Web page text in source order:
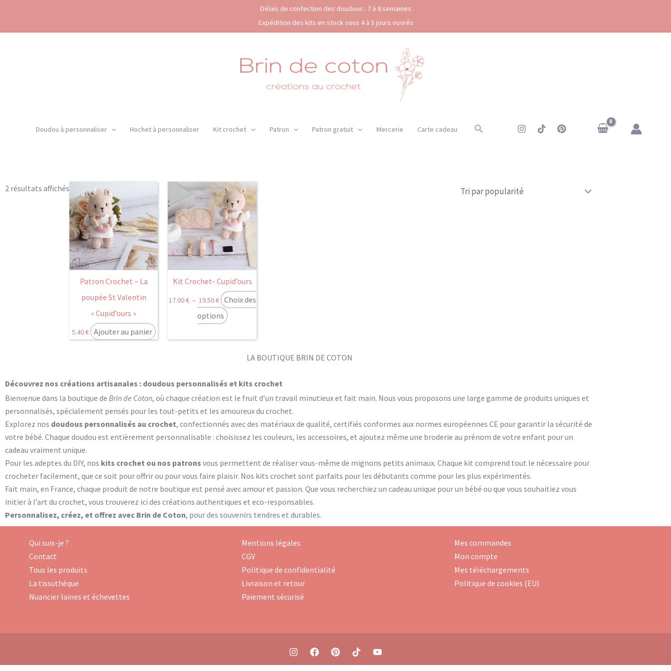
contenu
Délais de confection des doudous : 7 à 8 semaines
Expédition des kits en stock sous 4 à 5 jours ouvrés
Doudou à personnaliser Hochet à personnaliser Kit crochet Patron Patron gratuit Mercerie Carte cadeau Rechercher
2 résultats affichés
par
popularité
Patron Crochet – La
poupée St Valentin
« Cupid’ours »
5.40€ Ajouter au panier
Kit Crochet- Cupid’ours
17.00€ – 19.50€
Plage
de
prix :
17.00 €
à
19.50 €
Choix des
options
Ce
produit
a
plusieurs
variations.
Les
options
peuvent
être
choisies
sur
page
LA BOUTIQUE BRIN DE COTON
Découvrez nos créations artisanales : doudous personnalisés et kits crochet
Bienvenue dans la boutique de Brin de Coton, où chaque création est le fruit d’un travail minutieux et fait main. Nous vous proposons une large gamme de produits uniques et
personnalisés, spécialement pensés pour les tout-petits et les amoureux du crochet.
Explorez nos doudous personnalisés au crochet, confectionnés avec des matériaux de qualité, certifiés conformes aux normes européennes CE pour garantir la sécurité de
votre bébé. Chaque doudou est entièrement personnalisable : choisissez les couleurs, les accessoires, et ajoutez même une broderie au prénom de votre enfant pour un
cadeau vraiment unique.
Pour les adeptes du DIY, nos kits crochet ou nos patrons vous permettent de réaliser vous-même de mignons petits animaux. Chaque kit comprend tout le nécessaire pour
crocheter facilement, que ce soit pour offrir ou pour vous faire plaisir. Nos kits crochet sont parfaits pour les débutants comme pour les plus expérimentés.
Fait main, en France, chaque produit de notre boutique est pensé avec amour et passion. Que vous recherchiez un cadeau unique pour un bébé ou que vous souhaitiez vous
initier à l’art du crochet, vous trouverez ici des créations authentiques et eco-responsables.
Personnalisez, créez, et offrez avec Brin de Coton, pour des souvenirs tendres et durables.
Qui suis-je ?
Contact
Tous les produits
La tissuthèque
Nuancier laines et échevettes
Mentions légales
CGV
Politique de confidentialité
Livraison et retour
Paiement sécurisé
Mes commandes
Mon compte
Mes téléchargements
Politique de cookies (EU)